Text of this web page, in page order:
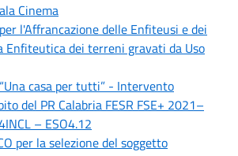
Cinema
l'Affrancazione delle Enfiteusi e dei
Enfiteutica dei terreni gravati da Uso
casa per tutti” - Intervento
del PR Calabria FESR FSE+ 2021–
– ESO4.12
per la selezione del soggetto